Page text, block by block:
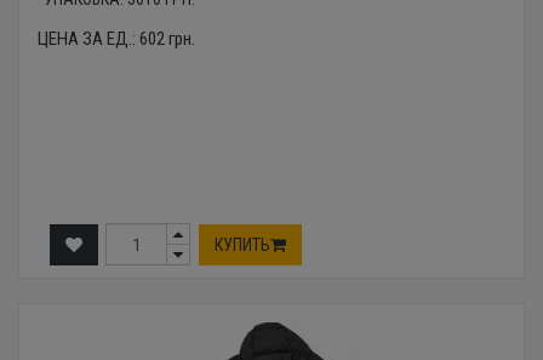
ЦЕНА ЗА ЕД.: 602грн.
КУПИТЬ